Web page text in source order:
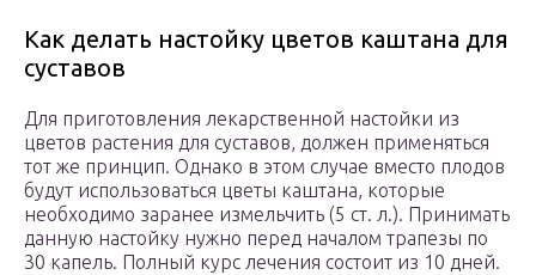
Как делать настойку цветов каштана для
суставов
Для приготовления лекарственной настойки из
цветов растения для суставов, должен применяться
тот же принцип. Однако в этом случае вместо плодов
будут использоваться цветы каштана, которые
необходимо заранее измельчить (5 ст. л.). Принимать
данную настойку нужно перед началом трапезы по
30 капель. Полный курс лечения состоит из 10 дней.